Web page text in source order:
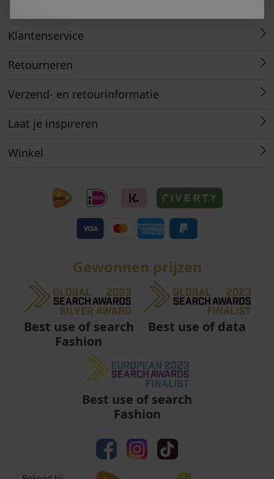
Klantenservice
Retourneren
Verzend- en retourinformatie
Laat je inspireren
Winkel
Gewonnen prijzen
Best use of search
Fashion
Best use of data
Best use of search
Fashion